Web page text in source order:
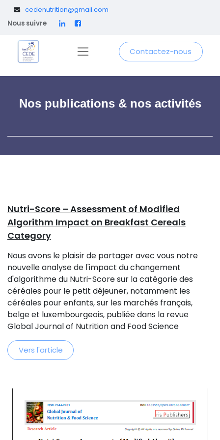
cedenutrition@gmail.com
Nous suivre
Contactez-nous
Nos publications & nos activités
Nutri-Score – Assessment of Modified
Algorithm Impact on Breakfast Cereals
Category
Nous avons le plaisir de partager avec vous notre
nouvelle analyse de l'impact du changement
d'algorithme du Nutri-Score sur la catégorie des
céréales pour le petit déjeuner, notamment les
céréales pour enfants, sur les marchés français,
belge et luxembourgeois, publiée dans la revue
Global Journal of Nutrition and Food Science
Vers l'article